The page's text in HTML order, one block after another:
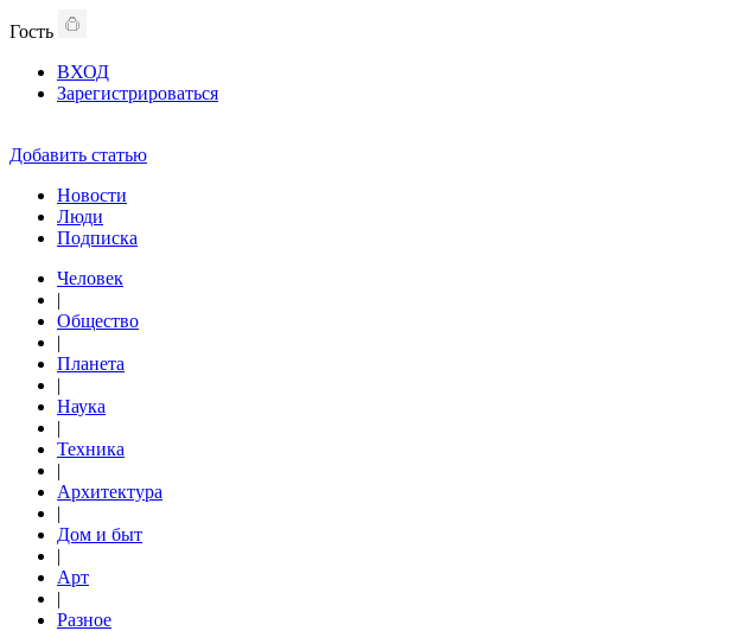
Гость
ВХОД
Зарегистрироваться
Добавить статью
Новости
Люди
Подписка
Человек
|
Общество
|
Планета
|
Наука
|
Техника
|
Архитектура
|
Дом и быт
|
Арт
|
Разное